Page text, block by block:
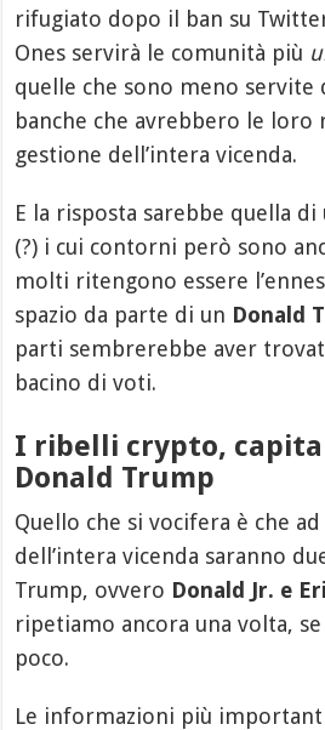
rifugiato dopo il ban su
Ones servirà le comunità più
quelle che sono meno servite
banche che avrebbero le loro
gestione dell’intera vicenda.
E la risposta sarebbe quella
(?) i cui contorni però sono
molti ritengono essere
spazio da parte di un Donald
parti sembrerebbe aver
bacino di voti.
I ribelli crypto,
Donald Trump
Quello che si vocifera è che
dell’intera vicenda saranno
Trump, ovvero Donald Jr. e
ripetiamo ancora una volta,
poco.
Le informazioni più